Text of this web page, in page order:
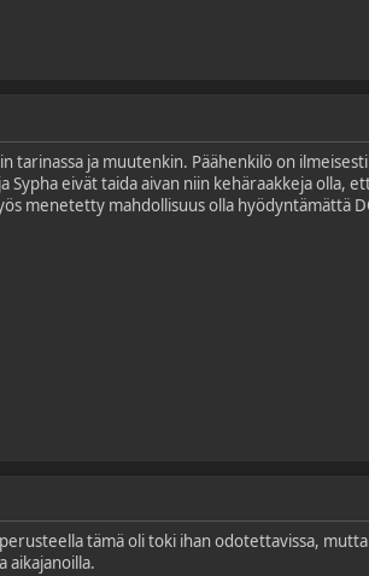
ja muutenkin. Päähenkilö on
eivät taida aivan niin kehäraakkeja olla,
menetetty mahdollisuus olla hyödyntämättä
tämä oli toki ihan odotettavissa,
aikajanoilla.